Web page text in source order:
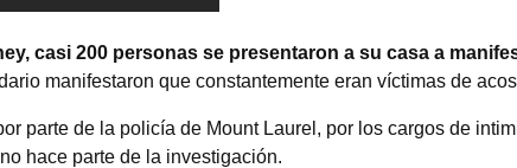
casi 200 personas se presentaron a su casa a
manifestaron que constantemente eran víctimas de
parte de la policía de Mount Laurel, por los cargos de
hace parte de la investigación.